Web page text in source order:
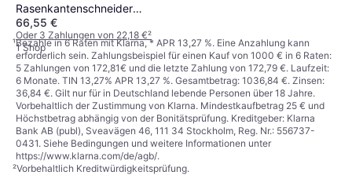
Rasenkantenschneider
Kohlenstoffstahl
66,55 €
Oder 3 Zahlungen von 22,18 €²
1 Shop
¹Bezahle in 6 Raten mit Klarna, * APR 13,27 %. Eine Anzahlung kann
erforderlich sein. Zahlungsbeispiel für einen Kauf von 1000 € in 6 Raten:
5 Zahlungen von 172,81€ und die letzte Zahlung von 172,79 €. Laufzeit:
6 Monate. TIN 13,27% APR 13,27 %. Gesamtbetrag: 1036,84 €. Zinsen:
36,84 €. Gilt nur für in Deutschland lebende Personen über 18 Jahre.
Vorbehaltlich der Zustimmung von Klarna. Mindestkaufbetrag 25 € und
Höchstbetrag abhängig von der Bonitätsprüfung. Kreditgeber: Klarna
Bank AB (publ), Sveavägen 46, 111 34 Stockholm, Reg. Nr.: 556737-
0431. Siehe Bedingungen und weitere Informationen unter
https://www.klarna.com/de/agb/.
²Vorbehaltlich Kreditwürdigkeitsprüfung.